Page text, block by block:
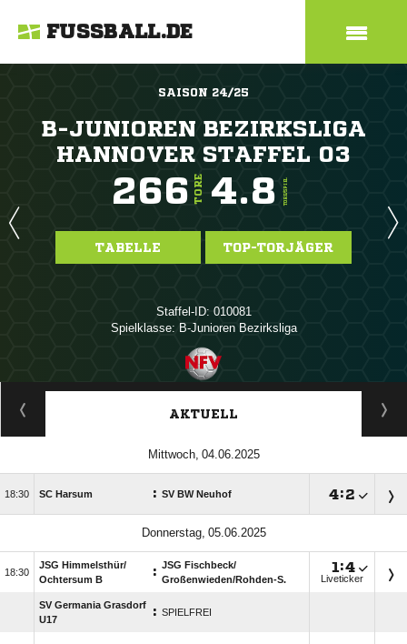
FUSSBALL.DE
SAISON 24/25
B-JUNIOREN BEZIRKSLIGA
HANNOVER STAFFEL 03
266 TORE 4.8 TORE/SPIEL
TABELLE TOP-TORJÄGER
Staffel-ID: 010081
Spielklasse: B-Junioren Bezirksliga
ANZEIGE
AKTUELL
 
 SC Harsum : SV BW Neuhof :
 

JSG Himmelsthür/​
Ochtersum B
: JSG Fischbeck/​
Großenwieden/​Rohden-S.
 :
Liveticker
SV Germania Grasdorf
U17
: SPIELFREI